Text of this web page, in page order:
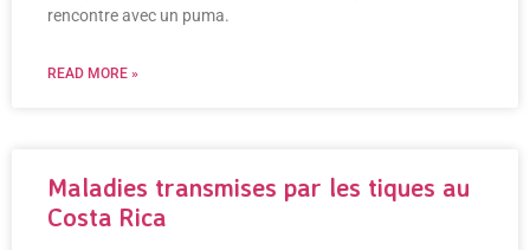
rencontre avec un puma.
READ MORE »
Maladies transmises par les tiques au
Costa Rica